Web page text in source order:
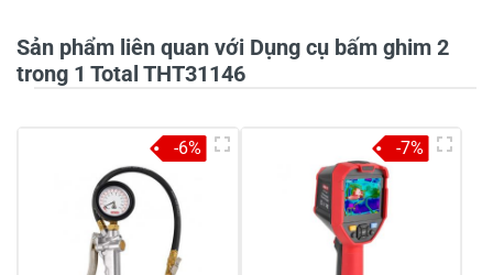
Tiêu đề của nhận xét
Sản phẩm liên quan với Dụng cụ bấm ghim 2
trong 1 Total THT31146
-6% -7%